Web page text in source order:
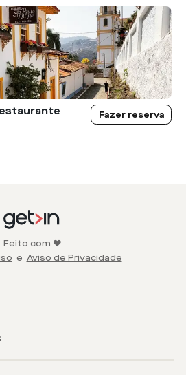
Fazer reserva
Feito com ❤️
e Aviso de Privacidade